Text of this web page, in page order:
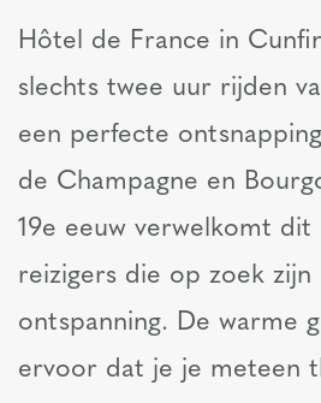
Hôtel de France in
slechts twee uur rijden
een perfecte
de Champagne en
19e eeuw verwelkomt dit
reizigers die op zoek zijn
ontspanning. De warme
ervoor dat je je meteen